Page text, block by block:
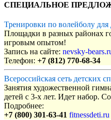
СПЕЦИАЛЬНОЕ
Тренировки по волейболу для
Площадки в разных районах
игровым опытом!
Запись на сайте: nevsky-
Телефон: +7 (812) 770-68-34
Всероссийская сеть детских
Занятия художественной
детей с 3-х лет. Идет набор.
Подробнее:
+7 (800) 301-63-41 fitnessdeti.ru